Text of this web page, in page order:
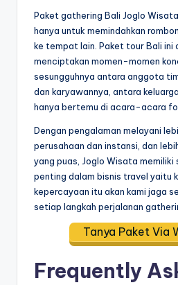
Paket gathering Bali Joglo
hanya untuk memindahkan
ke tempat lain. Paket tour Bali ini
menciptakan momen-momen
sesungguhnya antara anggota
dan karyawannya, antara
hanya bertemu di acara-acara
Dengan pengalaman melayani
perusahaan dan instansi, dan
yang puas, Joglo Wisata memiliki
penting dalam bisnis travel yaitu
kepercayaan itu akan kami jaga
setiap langkah perjalanan
Tanya Paket Via
Frequently